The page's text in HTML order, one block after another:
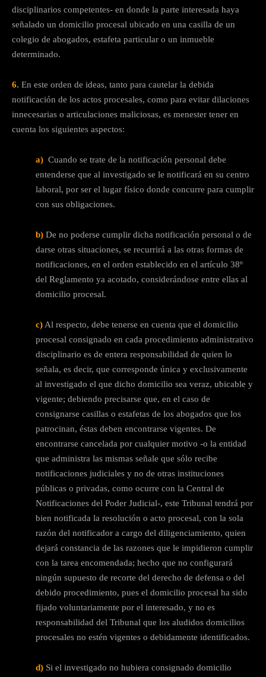
disciplinarios competentes- en donde la parte interesada haya
señalado un domicilio procesal ubicado en una casilla de un
colegio de abogados, estafeta particular o un inmueble
determinado.
6. En este orden de ideas, tanto para cautelar la debida
notificación de los actos procesales, como para evitar dilaciones
innecesarias o articulaciones maliciosas, es menester tener en
cuenta los siguientes aspectos:
a) Cuando se trate de la notificación personal debe
entenderse que al investigado se le notificará en su centro
laboral, por ser el lugar físico donde concurre para cumplir
con sus obligaciones.
b) De no poderse cumplir dicha notificación personal o de
darse otras situaciones, se recurrirá a las otras formas de
notificaciones, en el orden establecido en el artículo 38º
del Reglamento ya acotado, considerándose entre ellas al
domicilio procesal.
c) Al respecto, debe tenerse en cuenta que el domicilio
procesal consignado en cada procedimiento administrativo
disciplinario es de entera responsabilidad de quien lo
señala, es decir, que corresponde única y exclusivamente
al investigado el que dicho domicilio sea veraz, ubicable y
vigente; debiendo precisarse que, en el caso de
consignarse casillas o estafetas de los abogados que los
patrocinan, éstas deben encontrarse vigentes. De
encontrarse cancelada por cualquier motivo -o la entidad
que administra las mismas señale que sólo recibe
notificaciones judiciales y no de otras instituciones
públicas o privadas, como ocurre con la Central de
Notificaciones del Poder Judicial-, este Tribunal tendrá por
bien notificada la resolución o acto procesal, con la sola
razón del notificador a cargo del diligenciamiento, quien
dejará constancia de las razones que le impidieron cumplir
con la tarea encomendada; hecho que no configurará
ningún supuesto de recorte del derecho de defensa o del
debido procedimiento, pues el domicilio procesal ha sido
fijado voluntariamente por el interesado, y no es
responsabilidad del Tribunal que los aludidos domicilios
procesales no estén vigentes o debidamente identificados.
d) Si el investigado no hubiera consignado domicilio